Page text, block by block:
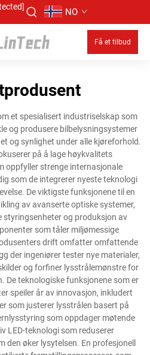
NO
Få et tilbud
et spesialisert industriselskap som
og produsere bilbelysningsystemer
og synlighet under alle kjøreforhold.
på å lage høykvalitets
oppfyller strenge internasjonale
som de integrerer nyeste teknologi
De viktigste funksjonene til en
av avanserte optiske systemer,
styringsenheter og produksjon av
som tåler miljømessige
drift omfatter omfattende
der ingeniører tester nye materialer,
og forfiner lysstrålemønstre for
De teknologiske funksjonene som er
speiler år av innovasjon, inkludert
som justerer lysstrålen basert på
som oppdager møtende
LED-teknologi som reduserer
øker lysytelsen. En profesjonell